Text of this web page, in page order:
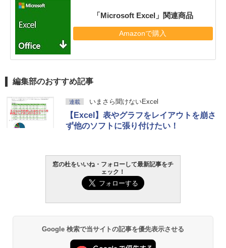
「Microsoft Excel」関連商品
Amazonで購入
編集部のおすすめ記事
連載 いまさら聞けないExcel
【Excel】表やグラフをレイアウトを崩さ
ず他のソフトに張り付けたい！
窓の杜をいいね・フォローして最新記事をチ
ェック！
Google 検索で当サイトの記事を優先表示させる